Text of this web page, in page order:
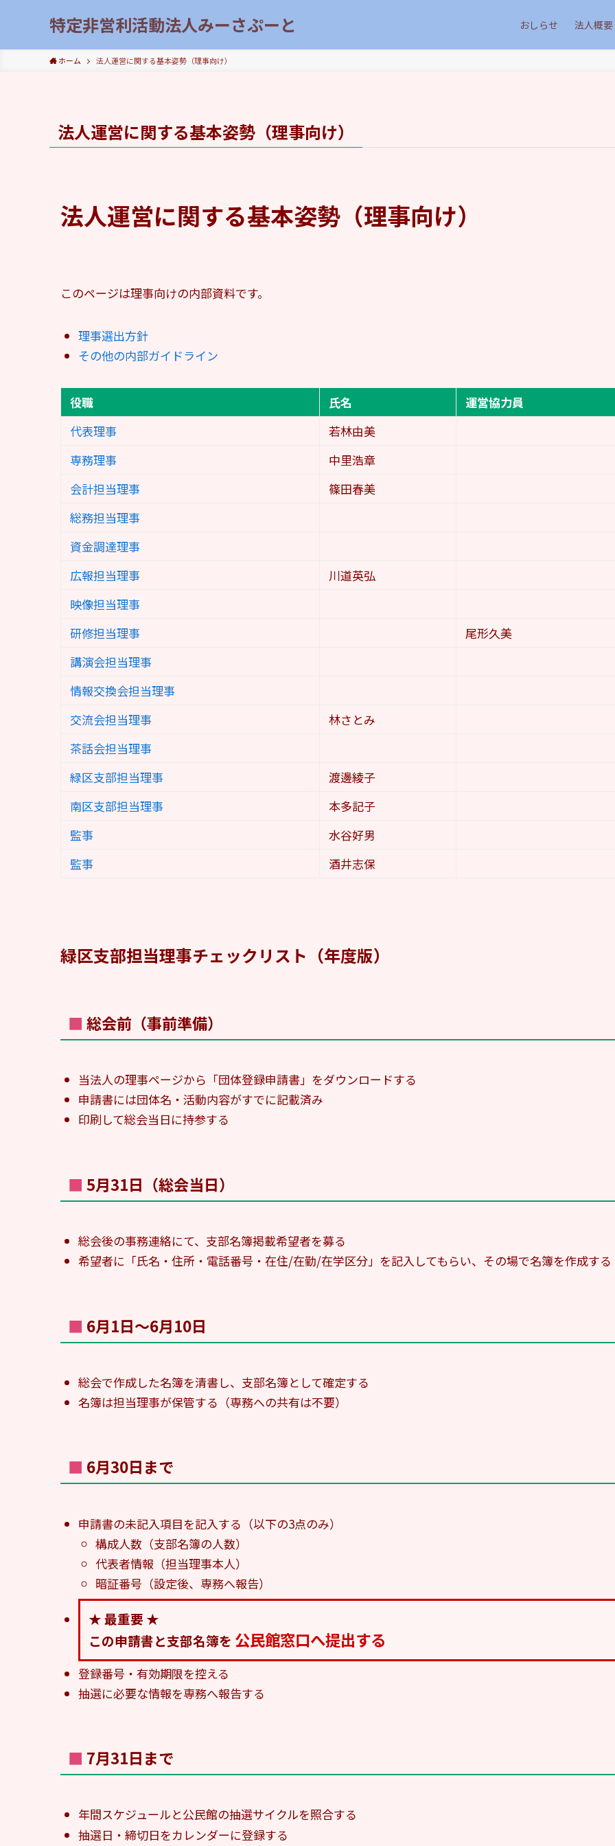
特定非営利活動法人みーさぷーと おしらせ 法人概要
ホーム 法人運営に関する基本姿勢（理事向け）
法人運営に関する基本姿勢（理事向け）
法人運営に関する基本姿勢（理事向け）
このページは理事向けの内部資料です。
理事選出方針
その他の内部ガイドライン
役職 氏名
運営協力員
代表理事
若林由美
専務理事
中里浩章
会計担当理事
篠田春美
総務担当理事
資金調達理事
広報担当理事
川道英弘
映像担当理事
研修担当理事
尾形久美
講演会担当理事
情報交換会担当理事
交流会担当理事
林さとみ
茶話会担当理事
緑区支部担当理事
渡邊綾子
南区支部担当理事
本多記子
監事
水谷好男
監事
酒井志保
緑区支部担当理事チェックリスト（年度版）
■ 総会前（事前準備）
当法人の理事ページから「団体登録申請書」をダウンロードする
申請書には団体名・活動内容がすでに記載済み
印刷して総会当日に持参する
■ 5月31日（総会当日）
総会後の事務連絡にて、支部名簿掲載希望者を募る
希望者に「氏名・住所・電話番号・在住/在勤/在学区分」を記入してもらい、その場で名簿を作成する
■ 6月1日〜6月10日
総会で作成した名簿を清書し、支部名簿として確定する
名簿は担当理事が保管する（専務への共有は不要）
■ 6月30日まで
申請書の未記入項目を記入する（以下の3点のみ）
構成人数（支部名簿の人数）
代表者情報（担当理事本人）
暗証番号（設定後、専務へ報告）
★ 最重要 ★
この申請書と支部名簿を 公民館窓口へ提出する
登録番号・有効期限を控える
抽選に必要な情報を専務へ報告する
■ 7月31日まで
年間スケジュールと公民館の抽選サイクルを照合する
抽選日・締切日をカレンダーに登録する